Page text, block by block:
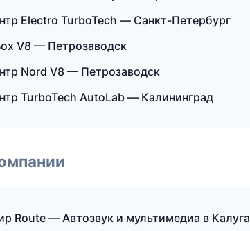
Electro TurboTech — Санкт-Петербург
V8 — Петрозаводск
Nord V8 — Петрозаводск
TurboTech AutoLab — Калининград
Route — Автозвук и мультимедиа в Калуга